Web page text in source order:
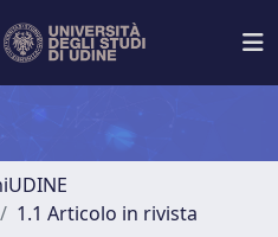
1.1 Articolo in rivista